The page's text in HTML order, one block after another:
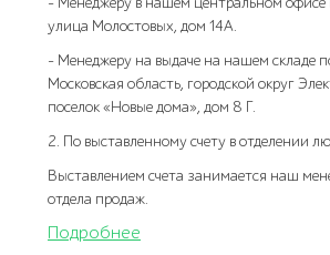
улица Молостовых, дом 14А.
- Менеджеру на выдаче на нашем складе
Московская область, городской округ
поселок «Новые дома», дом 8 Г.
2. По выставленному счету в отделении
Выставлением счета занимается наш
отдела продаж.
Подробнее